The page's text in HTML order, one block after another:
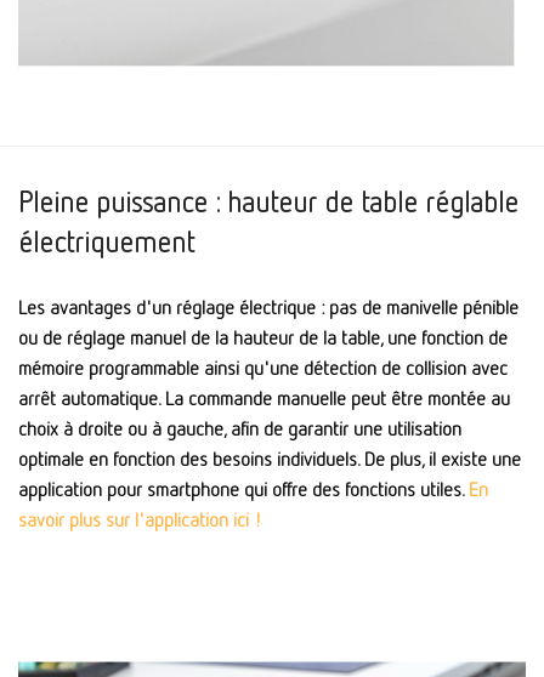
Pleine puissance : hauteur de table réglable
électriquement
Les avantages d'un réglage électrique : pas de manivelle pénible
ou de réglage manuel de la hauteur de la table, une fonction de
mémoire programmable ainsi qu'une détection de collision avec
arrêt automatique. La commande manuelle peut être montée au
choix à droite ou à gauche, afin de garantir une utilisation
optimale en fonction des besoins individuels. De plus, il existe une
application pour smartphone qui offre des fonctions utiles. En
savoir plus sur l'application ici !